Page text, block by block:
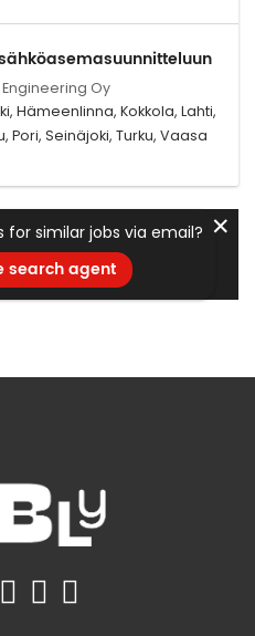
Oy
Hämeenlinna, Kokkola, Lahti,
Pori, Seinäjoki, Turku, Vaasa
similar jobs via email?
search agent
✕